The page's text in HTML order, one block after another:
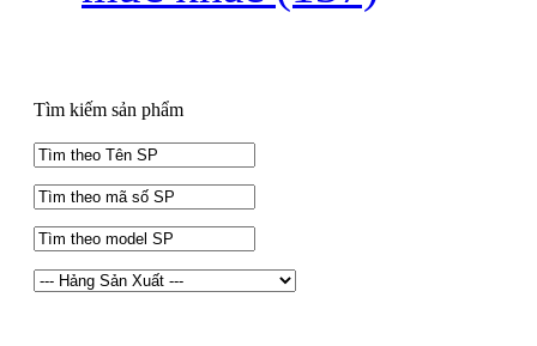
Tìm kiếm sản phẩm